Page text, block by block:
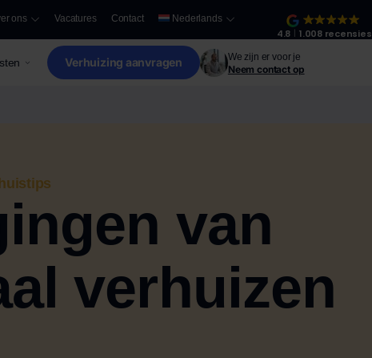
ons Vacatures Contact Nederlands
4.8 1.008 recensies
Verhuizing aanvragen We zijn er voor je
Neem contact op
van
verhuizen